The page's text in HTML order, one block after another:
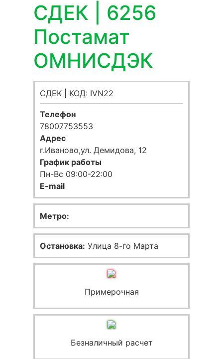
СДЕК | 6256
Постамат
ОМНИСДЭК
СДЕК | КОД: IVN22
Телефон
78007753553
Адрес
г.Иваново,ул. Демидова, 12
График работы
Пн-Вс 09:00-22:00
E-mail
Метро:
Остановка: Улица 8-го Марта
Примерочная
Безналичный расчет